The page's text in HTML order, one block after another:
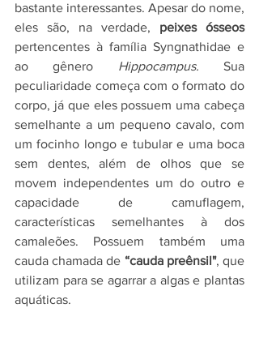
bastante interessantes. Apesar do nome,
eles são, na verdade,
peixes ósseos
pertencentes à família Syngnathidae e
ao gênero Hippocampus. Sua
peculiaridade começa com o formato do
corpo, já que eles possuem uma cabeça
semelhante a um pequeno cavalo, com
um focinho longo e tubular e uma boca
sem dentes, além de olhos que se
movem independentes um do outro e
capacidade de camuflagem,
características semelhantes à dos
camaleões. Possuem também uma
cauda chamada de “cauda preênsil", que
utilizam para se agarrar a algas e plantas
aquáticas.